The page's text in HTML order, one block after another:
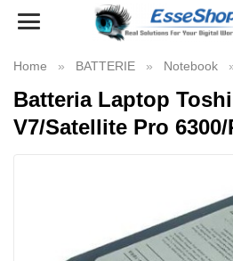
Toggle
Home BATTERIE Notebook
Batteria Laptop
V7/Satellite Pro